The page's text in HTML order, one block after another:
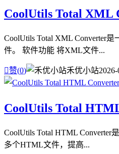
CoolUtils Total XML
CoolUtils Total XML Converter
件。 软件功能 将XML文件...
赞(0) 禾优小站
CoolUtils Total
CoolUtils Total HTML
多个HTML文件，提高...